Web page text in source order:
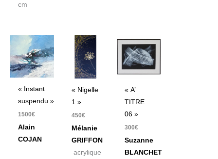
cm
« Instant
suspendu »
1500€
Alain
COJAN
« Nigelle
1 »
450€
Mélanie
GRIFFON
acrylique
« A’
TITRE
06 »
300€
Suzanne
BLANCHET